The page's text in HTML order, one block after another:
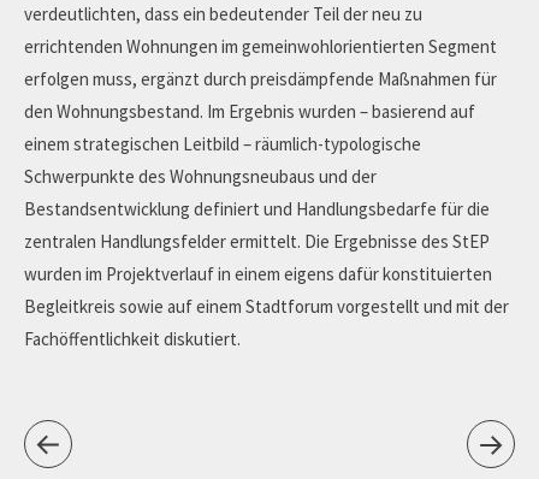
verdeutlichten, dass ein bedeutender Teil der neu zu
errichtenden Wohnungen im gemeinwohlorientierten Segment
erfolgen muss, ergänzt durch preisdämpfende Maßnahmen für
den Wohnungsbestand. Im Ergebnis wurden – basierend auf
einem strategischen Leitbild – räumlich-typologische
Schwerpunkte des Wohnungsneubaus und der
Bestandsentwicklung definiert und Handlungsbedarfe für die
zentralen Handlungsfelder ermittelt. Die Ergebnisse des StEP
wurden im Projektverlauf in einem eigens dafür konstituierten
Begleitkreis sowie auf einem Stadtforum vorgestellt und mit der
Fachöffentlichkeit diskutiert.